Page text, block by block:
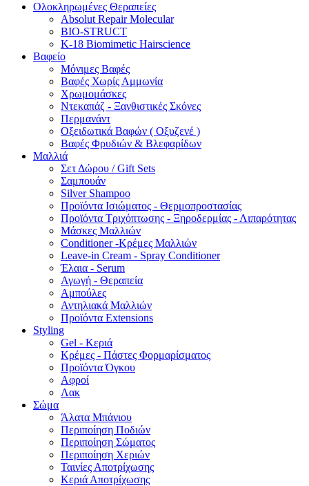
Ολοκληρωμένες Θεραπείες
Absolut Repair Molecular
BIO-STRUCT
K-18 Biomimetic Hairscience
Βαφείο
Μόνιμες Βαφές
Βαφές Χωρίς Αμμωνία
Χρωμομάσκες
Ντεκαπάζ - Ξανθιστικές Σκόνες
Περμανάντ
Οξειδωτικά Βαφών ( Οξυζενέ )
Βαφές Φρυδιών & Βλεφαρίδων
Μαλλιά
Σετ Δώρου / Gift Sets
Σαμπουάν
Silver Shampoo
Προϊόντα Ισιώματος - Θερμοπροστασίας
Προϊόντα Τριχόπτωσης - Ξηροδερμίας - Λιπαρότητας
Μάσκες Μαλλιών
Conditioner -Κρέμες Μαλλιών
Leave-in Cream - Spray Conditioner
Έλαια - Serum
Αγωγή - Θεραπεία
Αμπούλες
Αντηλιακά Μαλλιών
Προϊόντα Extensions
Styling
Gel - Κεριά
Κρέμες - Πάστες Φορμαρίσματος
Προϊόντα Όγκου
Αφροί
Λακ
Σώμα
Άλατα Μπάνιου
Περιποίηση Ποδιών
Περιποίηση Σώματος
Περιποίηση Χεριών
Ταινίες Αποτρίχωσης
Κεριά Αποτρίχωσης